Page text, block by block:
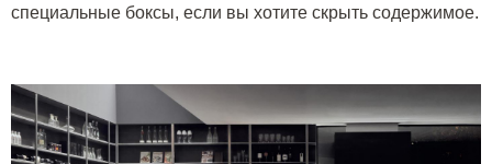
специальные боксы, если вы хотите скрыть содержимое.